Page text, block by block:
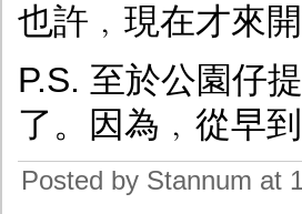
也許﹐現在才來
P.S. 至於公園仔
了。因為﹐從早
Posted by Stannum at